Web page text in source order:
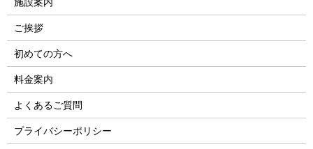
ご挨拶
初めての方へ
料金案内
よくあるご質問
プライバシーポリシー